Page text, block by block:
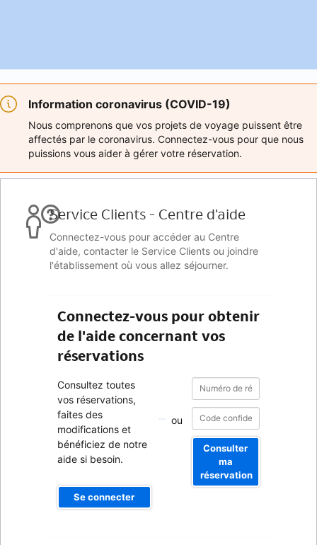
Information coronavirus (COVID-19)
Nous comprenons que vos projets de voyage puissent être
affectés par le coronavirus. Connectez-vous pour que nous
puissions vous aider à gérer votre réservation.
Service Clients - Centre d'aide
Connectez-vous pour accéder au Centre
d'aide, contacter le Service Clients ou joindre
l'établissement où vous allez séjourner.
Connectez-vous pour obtenir
de l'aide concernant vos
réservations
Consultez toutes
vos réservations,
faites des
modifications et
bénéficiez de notre
aide si besoin.
Se connecter
ou
Numéro
de
réservation
Numéro
réservation
Consulter
ma
réservation